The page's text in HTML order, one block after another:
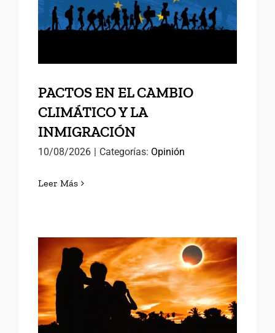
CLIMÁTICO Y LA
INMIGRACIÓN
PACTOS EN EL CAMBIO
CLIMÁTICO Y LA
INMIGRACIÓN
10/08/2026 | Categorías: Opinión
Leer Más
ECLIPSE DE SOL 12.08.2026